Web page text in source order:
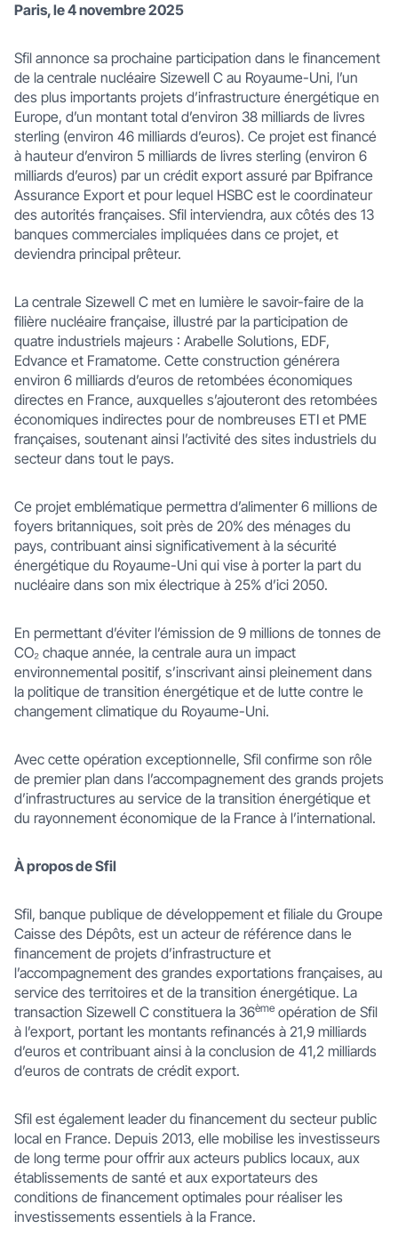
Paris, le 4 novembre 2025
Sfil annonce sa prochaine participation dans le financement
de la centrale nucléaire Sizewell C au Royaume-Uni, l’un
des plus importants projets d’infrastructure énergétique en
Europe, d’un montant total d’environ 38 milliards de livres
sterling (environ 46 milliards d’euros). Ce projet est financé
à hauteur d’environ 5 milliards de livres sterling (environ 6
milliards d’euros) par un crédit export assuré par Bpifrance
Assurance Export et pour lequel HSBC est le coordinateur
des autorités françaises. Sfil interviendra, aux côtés des 13
banques commerciales impliquées dans ce projet, et
deviendra principal prêteur.
La centrale Sizewell C met en lumière le savoir-faire de la
filière nucléaire française, illustré par la participation de
quatre industriels majeurs : Arabelle Solutions, EDF,
Edvance et Framatome. Cette construction générera
environ 6 milliards d’euros de retombées économiques
directes en France, auxquelles s’ajouteront des retombées
économiques indirectes pour de nombreuses ETI et PME
françaises, soutenant ainsi l’activité des sites industriels du
secteur dans tout le pays.
Ce projet emblématique permettra d’alimenter 6 millions de
foyers britanniques, soit près de 20% des ménages du
pays, contribuant ainsi significativement à la sécurité
énergétique du Royaume-Uni qui vise à porter la part du
nucléaire dans son mix électrique à 25% d’ici 2050.
En permettant d’éviter l’émission de 9 millions de tonnes de
CO₂ chaque année, la centrale aura un impact
environnemental positif, s’inscrivant ainsi pleinement dans
la politique de transition énergétique et de lutte contre le
changement climatique du Royaume-Uni.
Avec cette opération exceptionnelle, Sfil confirme son rôle
de premier plan dans l’accompagnement des grands projets
d’infrastructures au service de la transition énergétique et
du rayonnement économique de la France à l’international.
À propos de Sfil
Sfil, banque publique de développement et filiale du Groupe
Caisse des Dépôts, est un acteur de référence dans le
financement de projets d’infrastructure et
l’accompagnement des grandes exportations françaises, au
service des territoires et de la transition énergétique. La
transaction Sizewell C constituera la 36ème opération de Sfil
à l’export, portant les montants refinancés à 21,9 milliards
d’euros et contribuant ainsi à la conclusion de 41,2 milliards
d’euros de contrats de crédit export.
Sfil est également leader du financement du secteur public
local en France. Depuis 2013, elle mobilise les investisseurs
de long terme pour offrir aux acteurs publics locaux, aux
établissements de santé et aux exportateurs des
conditions de financement optimales pour réaliser les
investissements essentiels à la France.